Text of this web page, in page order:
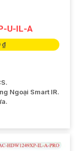
U-IL-A
₫
Ngoại Smart IR.